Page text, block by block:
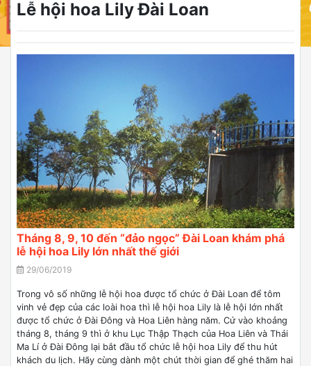
Lễ hội hoa Lily Đài Loan
Tháng 8, 9, 10 đến “đảo ngọc” Đài Loan khám phá
lễ hội hoa Lily lớn nhất thế giới
29/06/2019
Trong vô số những lễ hội hoa được tổ chức ở Đài Loan để tôm
vinh vẻ đẹp của các loài hoa thì lễ hội hoa Lily là lễ hội lớn nhất
được tổ chức ở Đài Đông và Hoa Liên hàng năm. Cứ vào khoảng
tháng 8, tháng 9 thì ở khu Lục Thập Thạch của Hoa Liên và Thái
Ma Lí ở Đài Đông lại bắt đầu tổ chức lễ hội hoa Lily để thu hút
khách du lịch. Hãy cùng dành một chút thời gian để ghé thăm hai